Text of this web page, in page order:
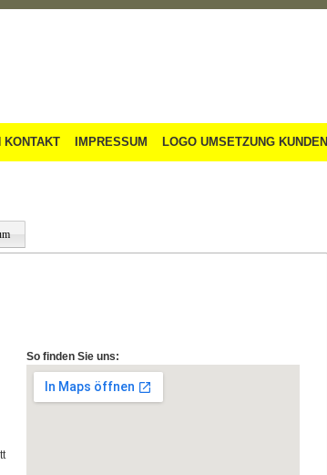
KONTAKT IMPRESSUM LOGO UMSETZUNG KUNDEN
So finden Sie uns: